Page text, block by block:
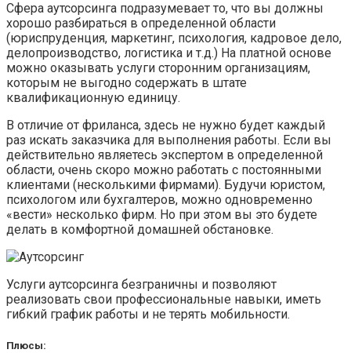
Сфера аутсорсинга подразумевает то, что вы должны
хорошо разбираться в определенной области
(юриспруденция, маркетинг, психология, кадровое дело,
делопроизводство, логистика и т.д.) На платной основе
можно оказывать услуги сторонним организациям,
которым не выгодно содержать в штате
квалификационную единицу.
В отличие от фриланса, здесь не нужно будет каждый
раз искать заказчика для выполнения работы. Если вы
действительно являетесь экспертом в определенной
области, очень скоро можно работать с постоянными
клиентами (несколькими фирмами). Будучи юристом,
психологом или бухгалтеров, можно одновременно
«вести» несколько фирм. Но при этом вы это будете
делать в комфортной домашней обстановке.
Услуги аутсорсинга безграничны и позволяют
реализовать свои профессиональные навыки, иметь
гибкий график работы и не терять мобильности.
Плюсы: